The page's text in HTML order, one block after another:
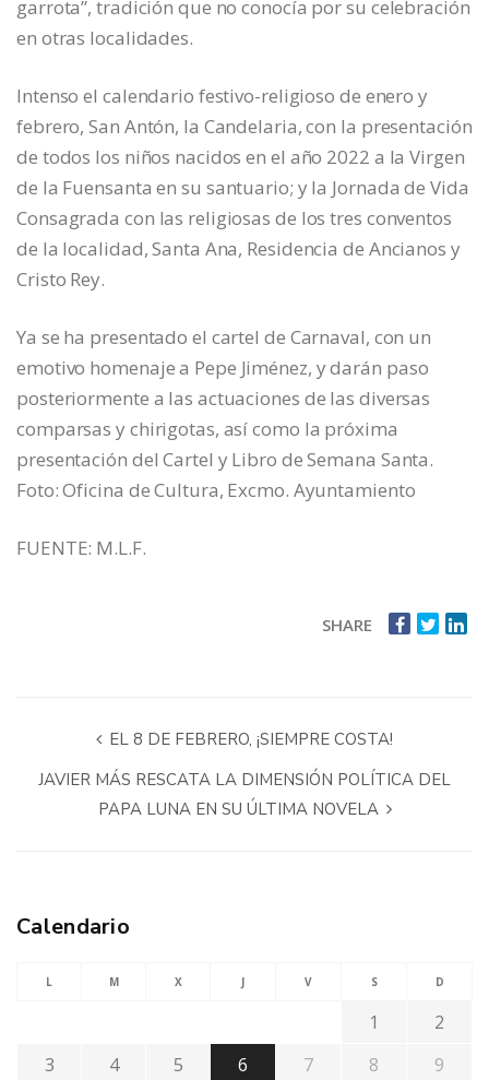
garrota”, tradición que no conocía por su celebración
en otras localidades.
Intenso el calendario festivo-religioso de enero y
febrero, San Antón, la Candelaria, con la presentación
de todos los niños nacidos en el año 2022 a la Virgen
de la Fuensanta en su santuario; y la Jornada de Vida
Consagrada con las religiosas de los tres conventos
de la localidad, Santa Ana, Residencia de Ancianos y
Cristo Rey.
Ya se ha presentado el cartel de Carnaval, con un
emotivo homenaje a Pepe Jiménez, y darán paso
posteriormente a las actuaciones de las diversas
comparsas y chirigotas, así como la próxima
presentación del Cartel y Libro de Semana Santa.
Foto: Oficina de Cultura, Excmo. Ayuntamiento
FUENTE: M.L.F.
SHARE
EL 8 DE FEBRERO, ¡SIEMPRE COSTA!
JAVIER MÁS RESCATA LA DIMENSIÓN POLÍTICA DEL
PAPA LUNA EN SU ÚLTIMA NOVELA
Calendario
L M X J V S D
1
2
3
4 5 6 7 8
9